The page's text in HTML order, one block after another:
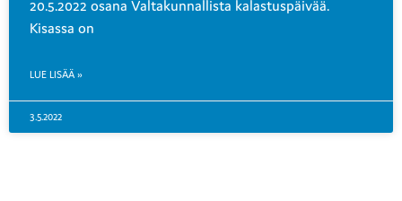
20.5.2022 osana Valtakunnallista kalastuspäivää.
Kisassa on
LUE LISÄÄ »
3.5.2022